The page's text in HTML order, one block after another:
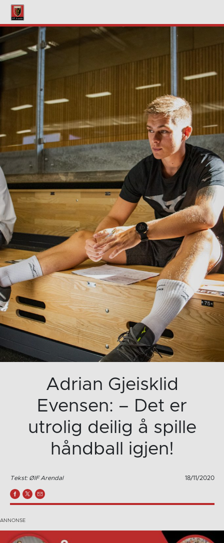
Adrian Gjeisklid
Evensen: – Det er
utrolig deilig å spille
håndball igjen!
Tekst: ØIF Arendal 18/11/2020